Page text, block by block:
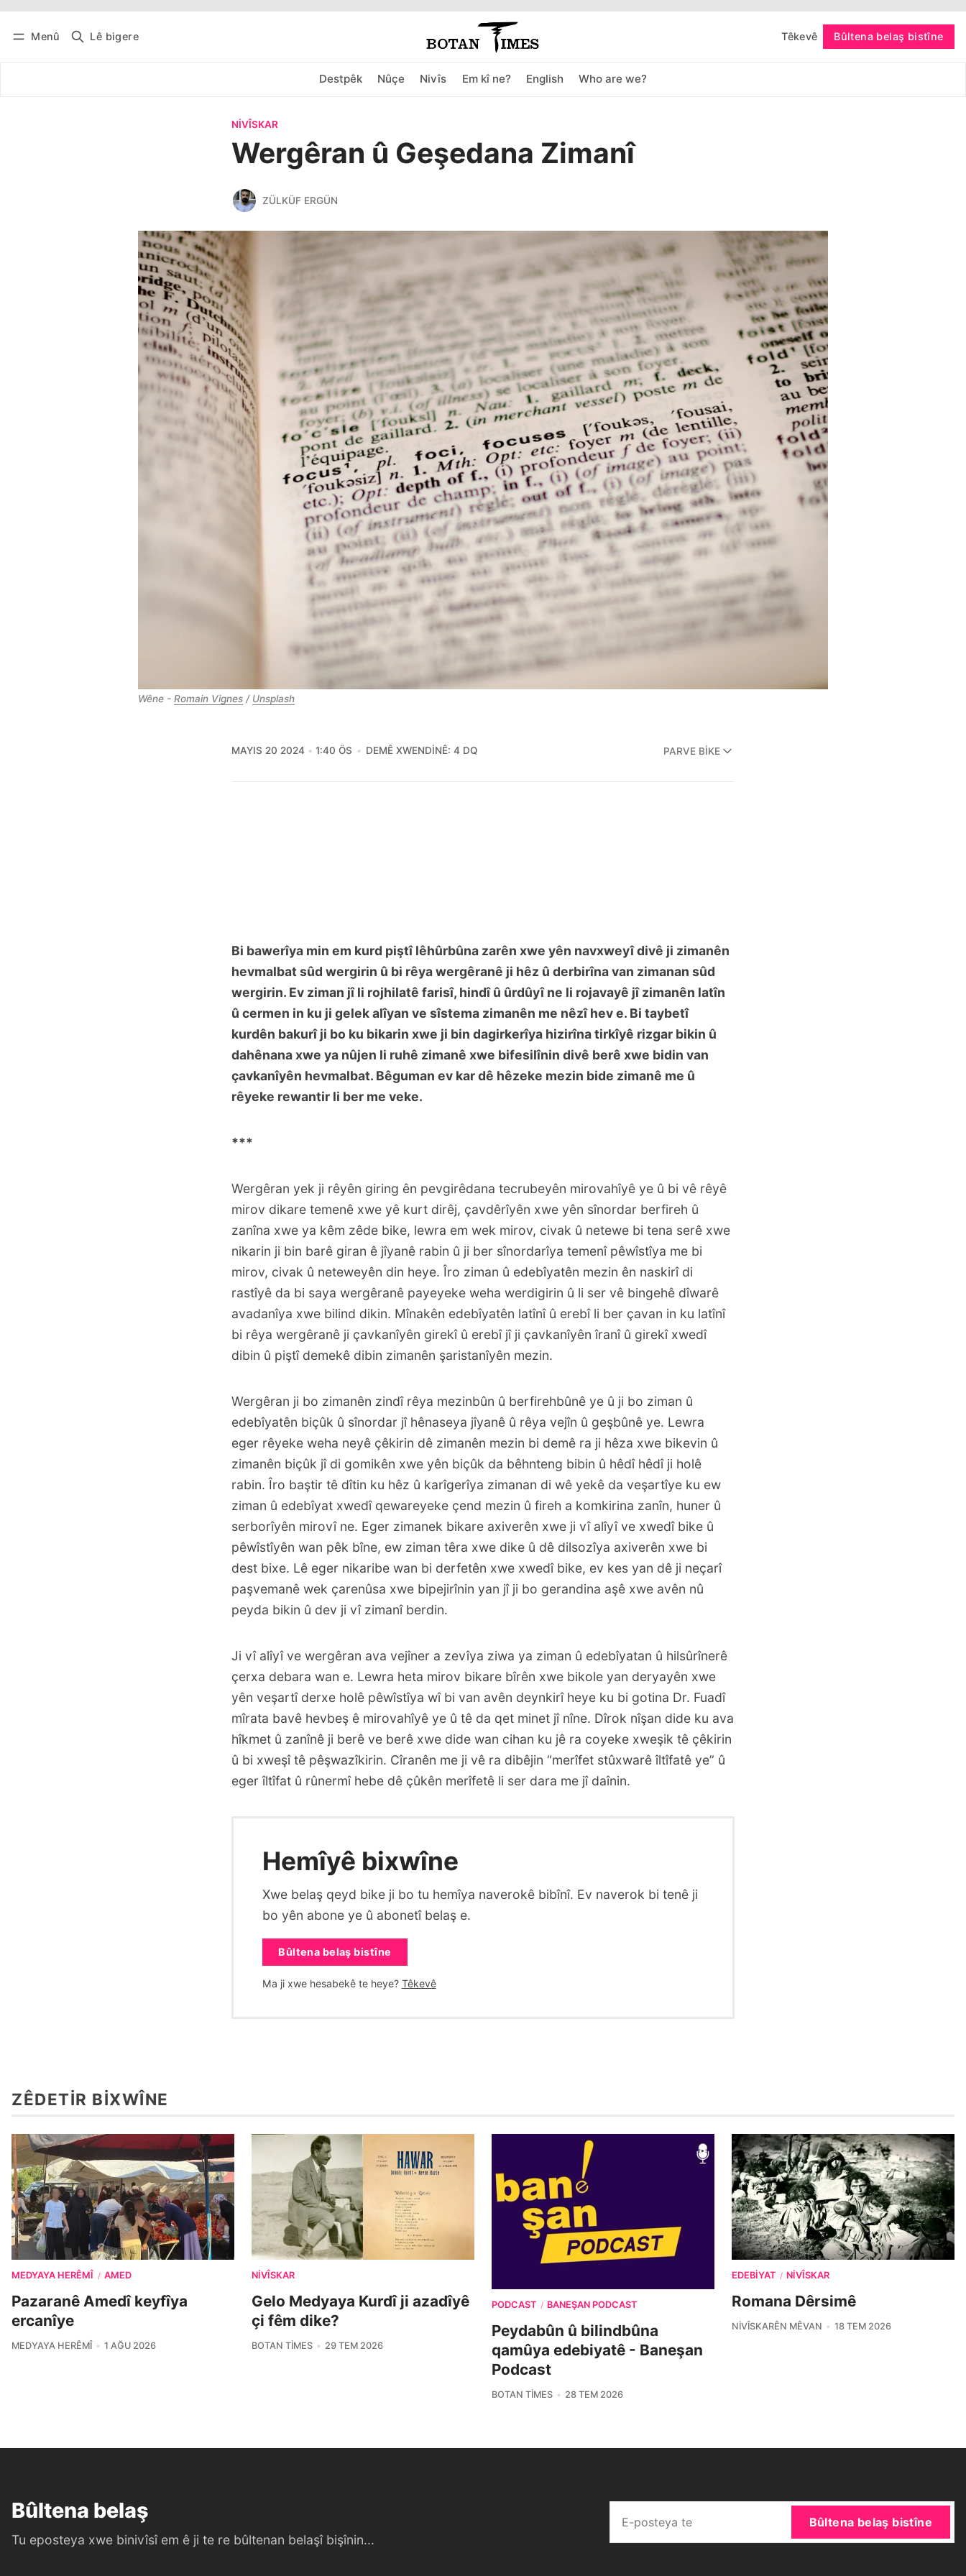
Menû Lê bigere Têkevê Bûltena belaş bistîne
Destpêk Nûçe Nivîs Em kî ne? English Who are we?
Têkevê Bûltena belaş bistîne bişopîne
NIVÎSKAR
Wergêran û Geşedana Zimanî
ZÜLKÜF ERGÜN
Wêne - Romain Vignes / Unsplash
MAYIS 20 2024 1:40 ÖS DEMÊ XWENDINÊ: 4 DQ PARVE BIKE
Bi bawerîya min em kurd piştî lêhûrbûna zarên xwe yên navxweyî divê ji zimanên
hevmalbat sûd wergirin û bi rêya wergêranê ji hêz û derbirîna van zimanan sûd
wergirin. Ev ziman jî li rojhilatê farisî, hindî û ûrdûyî ne li rojavayê jî zimanên latîn
û cermen in ku ji gelek alîyan ve sîstema zimanên me nêzî hev e. Bi taybetî
kurdên bakurî ji bo ku bikarin xwe ji bin dagirkerîya hizirîna tirkîyê rizgar bikin û
dahênana xwe ya nûjen li ruhê zimanê xwe bifesilînin divê berê xwe bidin van
çavkanîyên hevmalbat. Bêguman ev kar dê hêzeke mezin bide zimanê me û
rêyeke rewantir li ber me veke.
***
Wergêran yek ji rêyên giring ên pevgirêdana tecrubeyên mirovahîyê ye û bi vê rêyê
mirov dikare temenê xwe yê kurt dirêj, çavdêrîyên xwe yên sînordar berfireh û
zanîna xwe ya kêm zêde bike, lewra em wek mirov, civak û netewe bi tena serê xwe
nikarin ji bin barê giran ê jîyanê rabin û ji ber sînordarîya temenî pêwîstîya me bi
mirov, civak û neteweyên din heye. Îro ziman û edebîyatên mezin ên naskirî di
rastîyê da bi saya wergêranê payeyeke weha werdigirin û li ser vê bingehê dîwarê
avadanîya xwe bilind dikin. Mînakên edebîyatên latînî û erebî li ber çavan in ku latînî
bi rêya wergêranê ji çavkanîyên girekî û erebî jî ji çavkanîyên îranî û girekî xwedî
dibin û piştî demekê dibin zimanên şaristanîyên mezin.
Wergêran ji bo zimanên zindî rêya mezinbûn û berfirehbûnê ye û ji bo ziman û
edebîyatên biçûk û sînordar jî hênaseya jîyanê û rêya vejîn û geşbûnê ye. Lewra
eger rêyeke weha neyê çêkirin dê zimanên mezin bi demê ra ji hêza xwe bikevin û
zimanên biçûk jî di gomikên xwe yên biçûk da bêhnteng bibin û hêdî hêdî ji holê
rabin. Îro baştir tê dîtin ku hêz û karîgerîya zimanan di wê yekê da veşartîye ku ew
ziman û edebîyat xwedî qewareyeke çend mezin û fireh a komkirina zanîn, huner û
serborîyên mirovî ne. Eger zimanek bikare axiverên xwe ji vî alîyî ve xwedî bike û
pêwîstîyên wan pêk bîne, ew ziman têra xwe dike û dê dilsozîya axiverên xwe bi
dest bixe. Lê eger nikaribe wan bi derfetên xwe xwedî bike, ev kes yan dê ji neçarî
paşvemanê wek çarenûsa xwe bipejirînin yan jî ji bo gerandina aşê xwe avên nû
peyda bikin û dev ji vî zimanî berdin.
Ji vî alîyî ve wergêran ava vejîner a zevîya ziwa ya ziman û edebîyatan û hilsûrînerê
çerxa debara wan e. Lewra heta mirov bikare bîrên xwe bikole yan deryayên xwe
yên veşartî derxe holê pêwîstîya wî bi van avên deynkirî heye ku bi gotina Dr. Fuadî
mîrata bavê hevbeş ê mirovahîyê ye û tê da qet minet jî nîne. Dîrok nîşan dide ku ava
hîkmet û zanînê ji berê ve berê xwe dide wan cihan ku jê ra coyeke xweşik tê çêkirin
û bi xweşî tê pêşwazîkirin. Cîranên me ji vê ra dibêjin “merîfet stûxwarê îltîfatê ye” û
eger îltîfat û rûnermî hebe dê çûkên merîfetê li ser dara me jî daînin.
Hemîyê bixwîne
Xwe belaş qeyd bike ji bo tu hemîya naverokê bibînî. Ev naverok bi tenê ji
bo yên abone ye û abonetî belaş e.
Bûltena belaş bistîne
Ma ji xwe hesabekê te heye? Têkevê
ZÊDETIR BIXWÎNE
MEDYAYA HERÊMÎ / AMED
Pazaranê Amedî keyfîya
ercanîye
MEDYAYA HERÊMÎ 1 AĞU 2026
NIVÎSKAR
Gelo Medyaya Kurdî ji azadîyê
çi fêm dike?
BOTAN TIMES 29 TEM 2026
PODCAST / BANEŞAN PODCAST
Peydabûn û bilindbûna
qamûya edebiyatê - Baneşan
Podcast
BOTAN TIMES 28 TEM 2026
EDEBIYAT / NIVÎSKAR
Romana Dêrsimê
NIVÎSKARÊN MÊVAN 18 TEM 2026
Bûltena belaş
Tu eposteya xwe binivîsî em ê ji te re bûltenan belaşî bişînin...
Bûltena belaş bistîne